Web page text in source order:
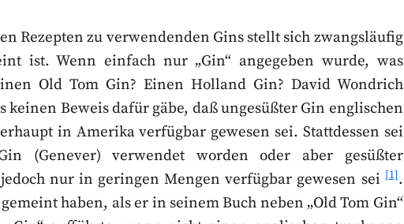
Rezepten zu verwendenden Gins stellt sich zwangsläufig
ist. Wenn einfach nur „Gin“ angegeben wurde, was
Old Tom Gin? Einen Holland Gin? David Wondrich
keinen Beweis dafür gäbe, daß ungesüßter Gin englischen
in Amerika verfügbar gewesen sei. Stattdessen sei
(Genever) verwendet worden oder aber gesüßter
nur in geringen Mengen verfügbar gewesen sei[1].
haben, als er in seinem Buch neben „Old Tom Gin“